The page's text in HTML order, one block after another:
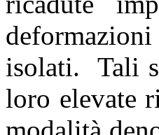
isolati. Tali
loro elevate